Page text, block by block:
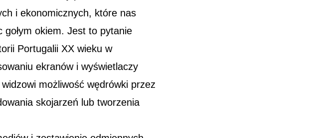
i ekonomicznych, które nas
okiem. Jest to pytanie
Portugalii XX wieku w
ekranów i wyświetlaczy
możliwość wędrówki przez
skojarzeń lub tworzenia